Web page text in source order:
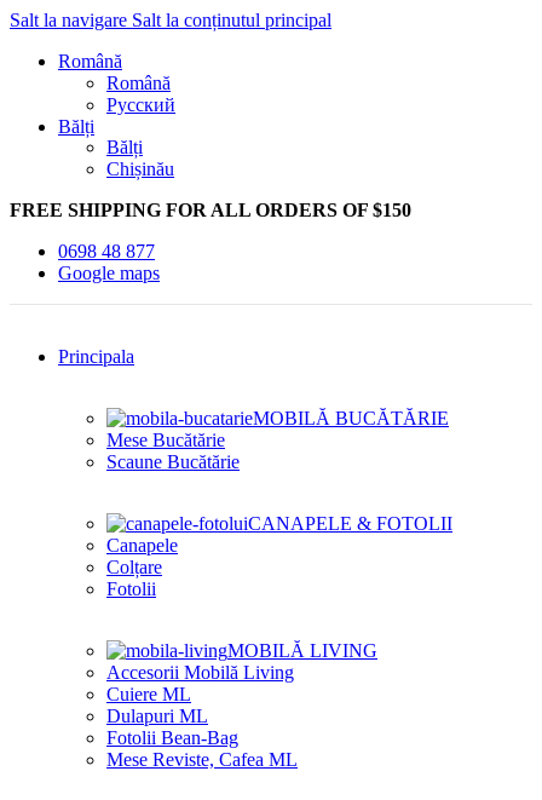
Salt la navigare Salt la conținutul principal
Română
Română
Русский
Bălți
Bălți
Chișinău
FREE SHIPPING FOR ALL ORDERS OF $150
0698 48 877
Google maps
Principala
MOBILĂ BUCĂTĂRIE
Mese Bucătărie
Scaune Bucătărie
CANAPELE & FOTOLII
Canapele
Colțare
Fotolii
MOBILĂ LIVING
Accesorii Mobilă Living
Cuiere ML
Dulapuri ML
Fotolii Bean-Bag
Mese Reviste, Cafea ML